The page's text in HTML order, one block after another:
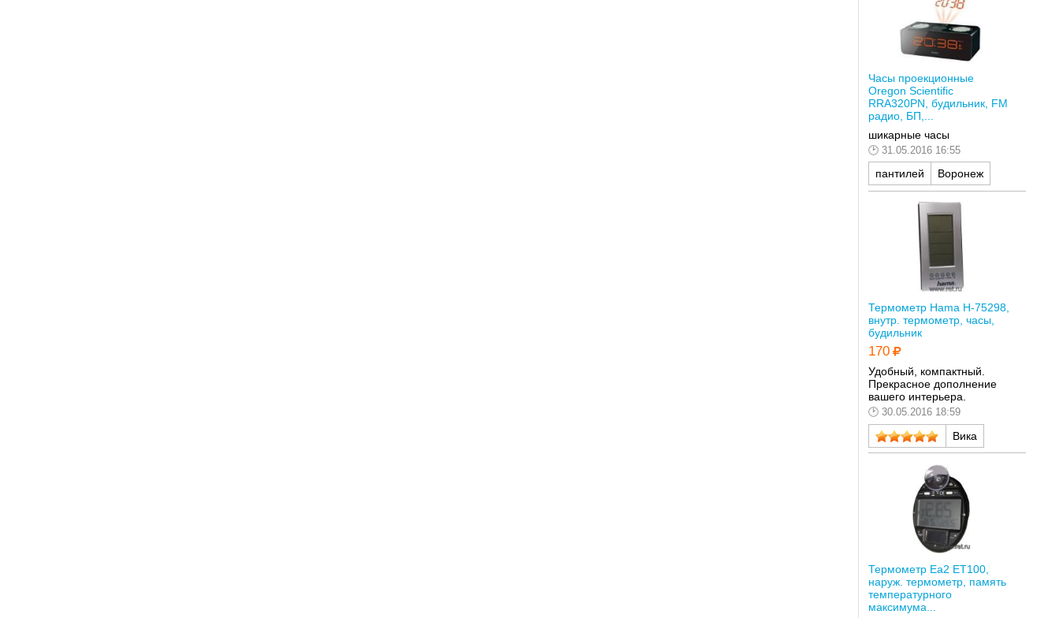
Часы проекционные
Oregon Scientific
RRA320PN, будильник, FM
радио, БП,...
шикарные часы
31.05.2016 16:55
пантилей Воронеж
Термометр Hama H-75298,
внутр. термометр, часы,
будильник
170
Удобный, компактный.
Прекрасное дополнение
вашего интерьера.
30.05.2016 18:59
Вика
Термометр Ea2 ET100,
наруж. термометр, память
температурного
максимума...